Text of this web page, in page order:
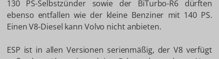
130 PS-Selbstzünder sowie der BiTurbo-R6 dürften
ebenso entfallen wie der kleine Benziner mit 140 PS.
Einen V8-Diesel kann Volvo nicht anbieten.
ESP ist in allen Versionen serienmäßig, der V8 verfügt